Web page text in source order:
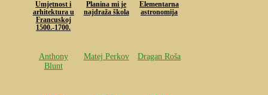
Umjetnost i
arhitektura u
Francuskoj
1500.-1700.
Anthony
Blunt
Planina mi je
najdraža škola
Matej Perkov
Elementarna
astronomija
Dragan Roša